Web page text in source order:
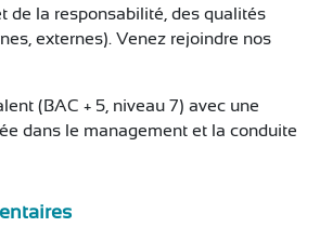
de la responsabilité, des qualités
externes). Venez rejoindre nos
(BAC + 5, niveau 7) avec une
dans le management et la conduite